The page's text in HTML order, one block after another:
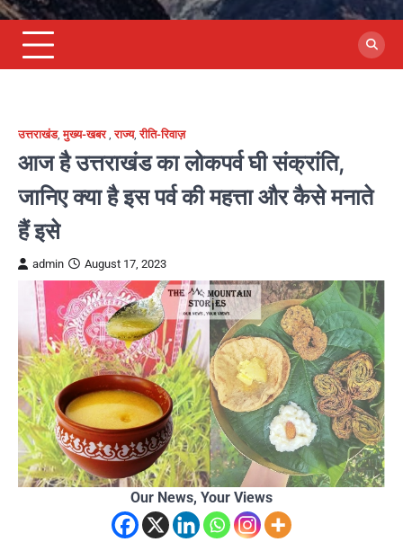
उत्तराखंड,मुख्य-खबर,राज्य,रीति-रिवाज़
आज है उत्तराखंड का लोकपर्व घी संक्रांति,
जानिए क्या है इस पर्व की महत्ता और कैसे मनाते
हैं इसे
admin August 17, 2023
Our News, Your Views